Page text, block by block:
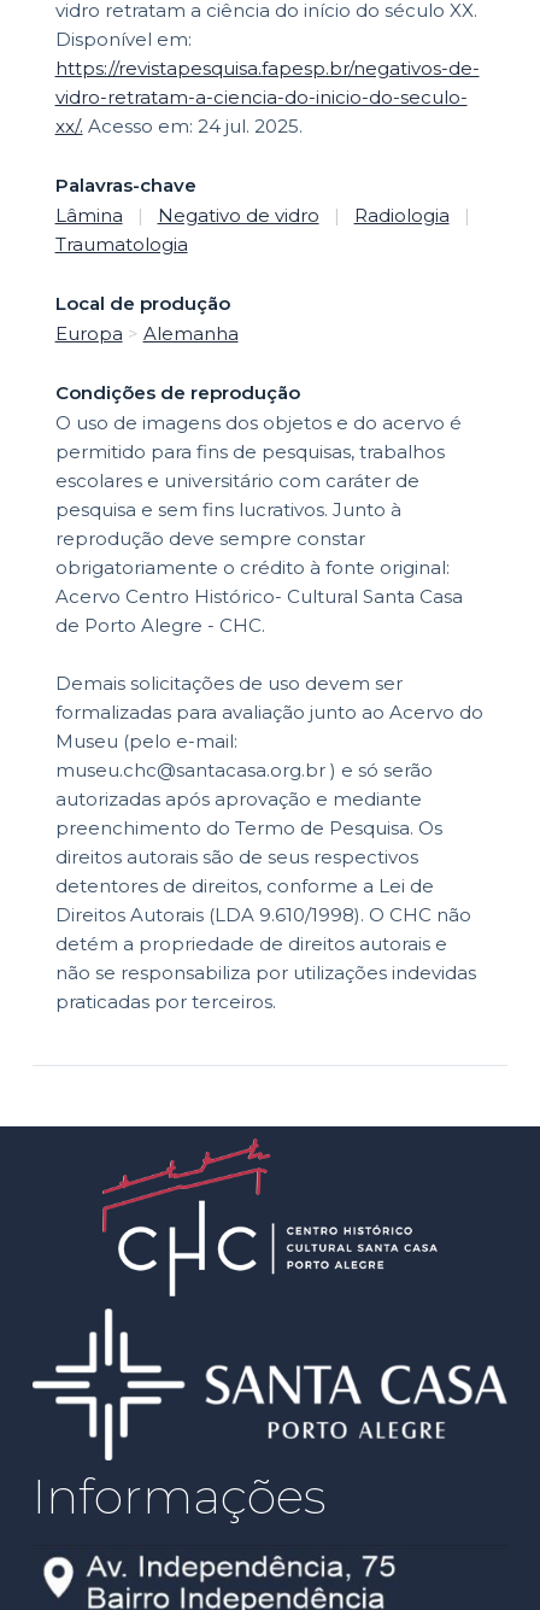
vidro retratam a ciência do início do século XX.
Disponível em:
https://revistapesquisa.fapesp.br/negativos-de-
vidro-retratam-a-ciencia-do-inicio-do-seculo-
xx/. Acesso em: 24 jul. 2025.
Palavras-chave
Lâmina
| Negativo de vidro | Radiologia
|
Traumatologia
Local de produção
Europa > Alemanha
Condições de reprodução
O uso de imagens dos objetos e do acervo é
permitido para fins de pesquisas, trabalhos
escolares e universitário com caráter de
pesquisa e sem fins lucrativos. Junto à
reprodução deve sempre constar
obrigatoriamente o crédito à fonte original:
Acervo Centro Histórico- Cultural Santa Casa
de Porto Alegre - CHC.
Demais solicitações de uso devem ser
formalizadas para avaliação junto ao Acervo do
Museu (pelo e-mail:
museu.chc@santacasa.org.br ) e só serão
autorizadas após aprovação e mediante
preenchimento do Termo de Pesquisa. Os
direitos autorais são de seus respectivos
detentores de direitos, conforme a Lei de
Direitos Autorais (LDA 9.610/1998). O CHC não
detém a propriedade de direitos autorais e
não se responsabiliza por utilizações indevidas
praticadas por terceiros.
Informações